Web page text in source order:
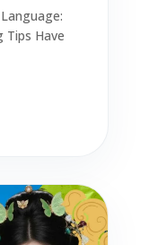
Tips Have